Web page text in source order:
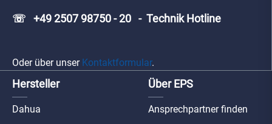
☏ +49 2507 98750 - 20 - Technik Hotline
Oder über unser Kontaktformular.
Hersteller
Dahua
Über EPS
Ansprechpartner finden